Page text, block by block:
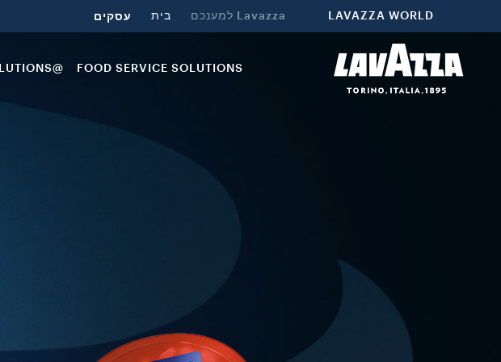
LAVAZZA WORLD Lavazza למענכם בית עסקים
FOOD SERVICE SOLUTIONS
@BUSINESS SOLUTIONS